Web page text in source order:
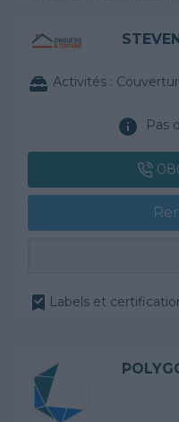
Activités : Couverture
Pas
Labels et